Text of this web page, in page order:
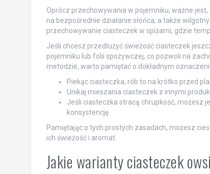
Oprócz przechowywania w pojemniku, ważne jest,
na bezpośrednie działanie słońca, a także
przechowywanie ciasteczek w spiżarni, gdzie
Jeśli chcesz przedłużyć świeżość ciasteczek
pojemniku lub folii spożywczej, co pozwoli na
metodzie, warto pamiętać o dokładnym
Piekąc ciasteczka, rób to na krótko przed
Unikaj mieszania ciasteczek z innymi
Jeśli ciasteczka stracą chrupkość, możesz
konsystencję.
Pamiętając o tych prostych zasadach, możesz
ich świeżość i aromat.
Jakie warianty ciasteczek